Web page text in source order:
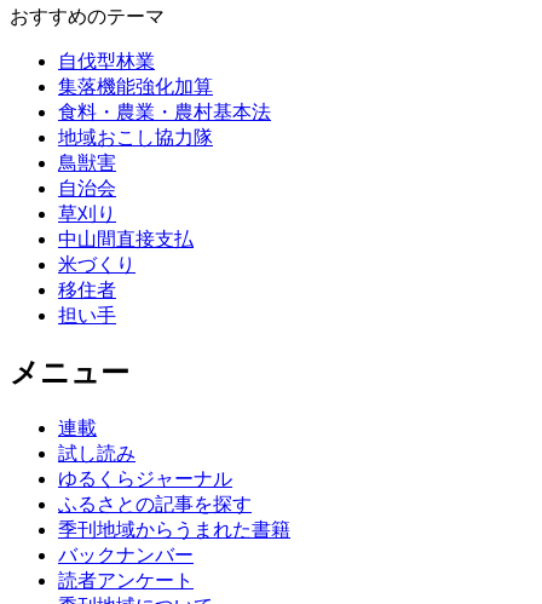
おすすめのテーマ
自伐型林業
集落機能強化加算
食料・農業・農村基本法
地域おこし協力隊
鳥獣害
自治会
草刈り
中山間直接支払
米づくり
移住者
担い手
メニュー
連載
試し読み
ゆるくらジャーナル
ふるさとの記事を探す
季刊地域からうまれた書籍
バックナンバー
読者アンケート